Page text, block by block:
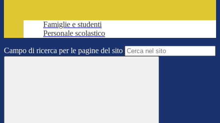
Famiglie e studenti
Personale scolastico
Campo di ricerca per le pagine del sito